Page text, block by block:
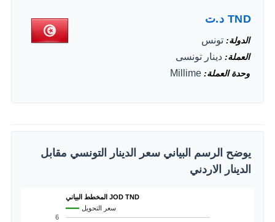
TND د.ت
الدولة تونس
العملة دينار تونسى
وحدة العملة Millime
يوضح الرسم البياني سعر الدينار التونسي مقابل
الدينار الاردني
المخطط البياني JOD TND
سعر التحويل
6